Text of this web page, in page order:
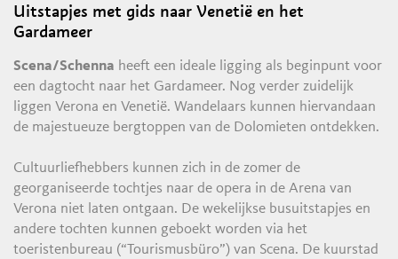
Uitstapjes met gids naar Venetië en het
Gardameer
Scena/Schenna heeft een ideale ligging als beginpunt voor
een dagtocht naar het Gardameer. Nog verder zuidelijk
liggen Verona en Venetië. Wandelaars kunnen hiervandaan
de majestueuze bergtoppen van de Dolomieten ontdekken.
Cultuurliefhebbers kunnen zich in de zomer de
georganiseerde tochtjes naar de opera in de Arena van
Verona niet laten ontgaan. De wekelijkse busuitstapjes en
andere tochten kunnen geboekt worden via het
toeristenbureau (“Tourismusbüro”) van Scena. De kuurstad